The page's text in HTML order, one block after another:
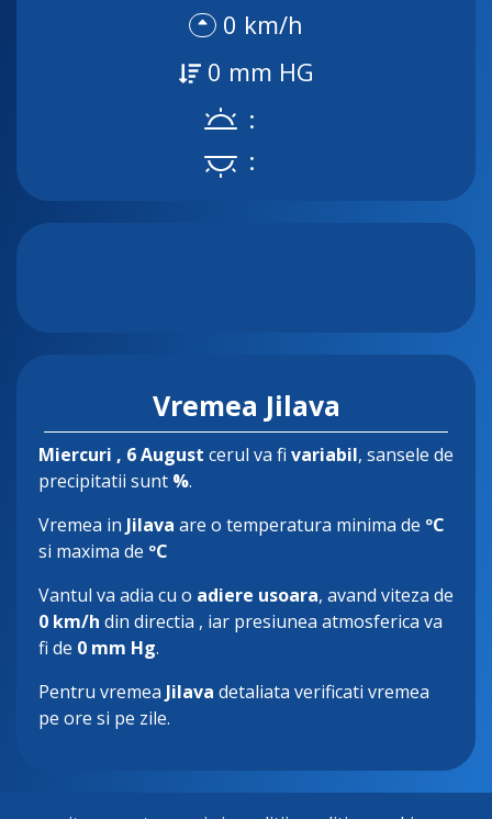
0 km/h
0 mm HG
:
:
Vremea Jilava
Miercuri , 6 August cerul va fi variabil, sansele de
precipitatii sunt %.
Vremea in Jilava are o temperatura minima de ºC
si maxima de ºC
Vantul va adia cu o adiere usoara, avand viteza de
0 km/h din directia , iar presiunea atmosferica va
fi de 0 mm Hg.
Pentru vremea Jilava detaliata verificati vremea
pe ore si pe zile.